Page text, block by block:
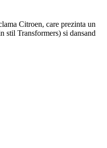
Citroen, care prezinta un
stil Transformers) si dansand